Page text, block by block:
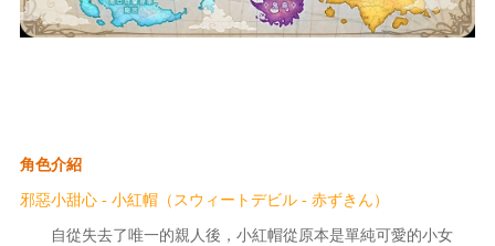
角色介紹
邪惡小甜心 - 小紅帽（スウィートデビル - 赤ずきん）
自從失去了唯一的親人後，小紅帽從原本是單純可愛的小女